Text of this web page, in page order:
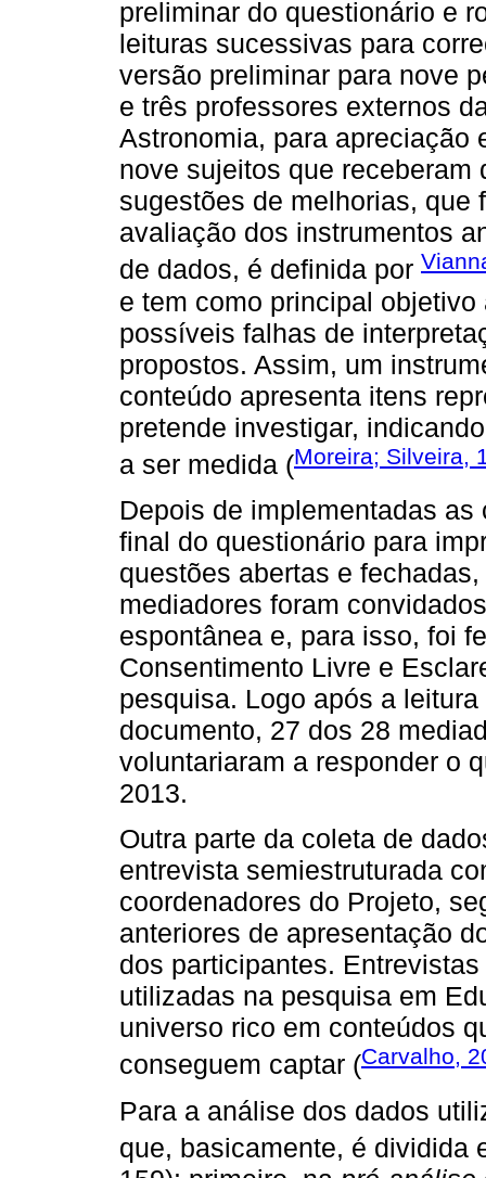
preliminar do questionário e
leituras sucessivas para
versão preliminar para nove
e três professores externos
Astronomia, para apreciação
nove sujeitos que receberam
sugestões de melhorias, que
avaliação dos instrumentos
de dados, é definida por
e tem como principal
possíveis falhas de
propostos. Assim, um
conteúdo apresenta itens
pretende investigar,
a ser medida (Moreira; Silveira,
Depois de implementadas
final do questionário para
questões abertas e
mediadores foram
espontânea e, para isso, foi
Consentimento Livre e
pesquisa. Logo após a
documento, 27 dos 28
voluntariaram a responder o
2013.
Outra parte da coleta de
entrevista semiestruturada
coordenadores do Projeto,
anteriores de apresentação
dos participantes.
utilizadas na pesquisa em
universo rico em conteúdos
conseguem captar (Carvalho,
Para a análise dos dados
que, basicamente, é dividida